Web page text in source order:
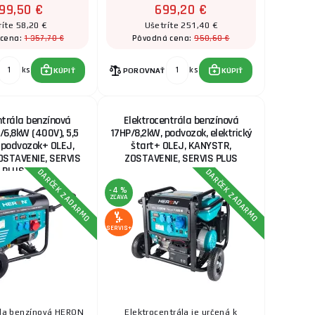
4000iE S
a
1 314,70 €
SKLADOM u dodávateľa
a pri
...
1 102,50 €
ks KÚPIŤ
2000 W
je skvele
434,60 €
SKLADOM u dodávateľa
ks KÚPIŤ
kempovaní, na
805,90 €
SKLADOM u dodávateľa
€
58,20 €
1 357,70 €
ks KÚPIŤ
699,20 €
Ušetríte 251,40 €
Pôvodná cena:950,60 €
POROVNAŤ ks KÚPIŤ
benzínová
6,8kW (400V), 5,5
OLEJ,
SERVIS
PLUS
DARČEK ZADARMO
benzínová HERON
Elektrocentrála benzínová
17HP/8,2kW, podvozok, elektrický
štart+ OLEJ, KANYSTR,
ZOSTAVENIE, SERVIS PLUS
-4 %
ZĽAVA
SERVIS+
DARČEK ZADARMO
Elektrocentrála je určená k